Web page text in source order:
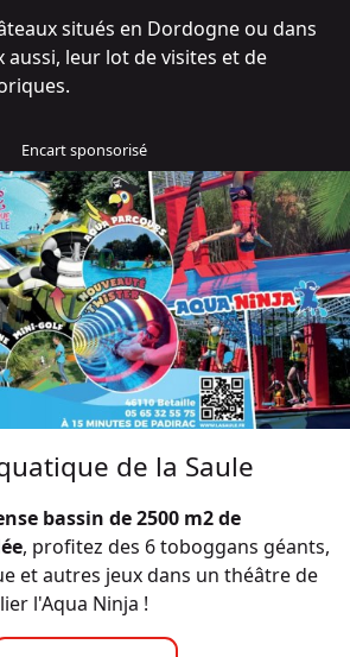
situés en Dordogne ou dans
aussi, leur lot de visites et de
de la Saule
bassin de 2500 m2 de
, profitez des 6 toboggans géants,
et autres jeux dans un théâtre de
l'Aqua Ninja !